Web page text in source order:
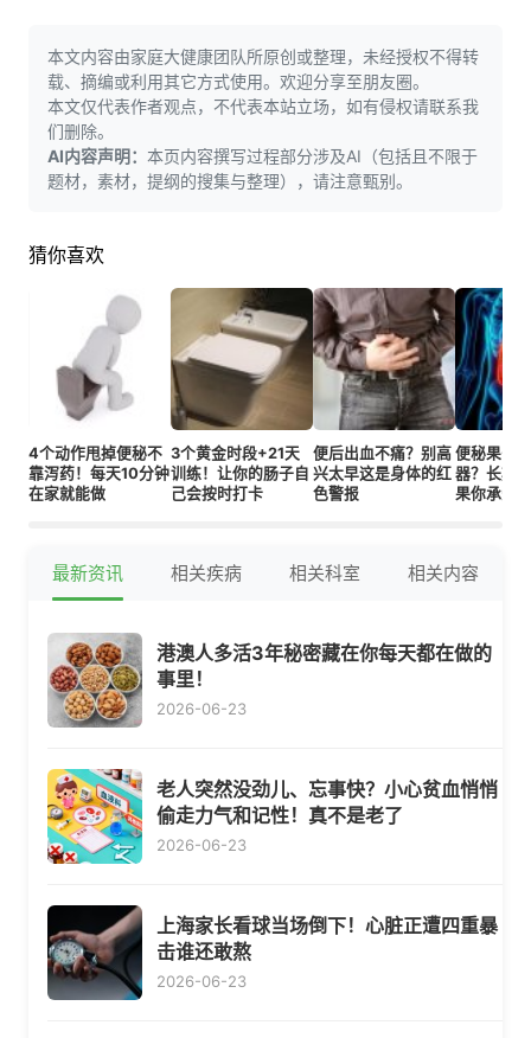
本文内容由家庭大健康团队所原创或整理，未经授权不得转
载、摘编或利用其它方式使用。欢迎分享至朋友圈。
本文仅代表作者观点，不代表本站立场，如有侵权请联系我
们删除。
AI内容声明： 本页内容撰写过程部分涉及AI（包括且不限于
题材，素材，提纲的搜集与整理），请注意甄别。
猜你喜欢
4个动作甩掉便秘不
靠泻药！每天10分钟
在家就能做
3个黄金时段+21天
训练！让你的肠子自
己会按时打卡
便后出血不痛？别高
兴太早这是身体的红
色警报
便秘果号
器？长期
果你承受
最新资讯 相关疾病 相关科室 相关内容
港澳人多活3年秘密藏在你每天都在做的
事里！
2026-06-23
老人突然没劲儿、忘事快？小心贫血悄悄
偷走力气和记性！真不是老了
2026-06-23
上海家长看球当场倒下！心脏正遭四重暴
击谁还敢熬
2026-06-23